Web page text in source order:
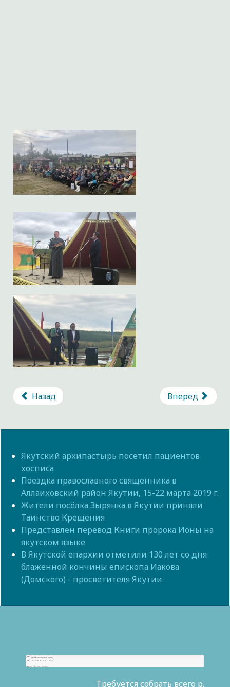
Назад Вперед
Якутский архипастырь посетил пациентов
хосписа
Поездка православного священника в
Аллаиховский район Якутии, 15-22 марта 2019 г.
Жители посёлка Зырянка в Якутии приняли
Таинство Крещения
Представлен перевод Книги пророка Ионы на
якутском языке
В Якутской епархии отметили 130 лет со дня
блаженной кончины епископа Иакова
(Домского) - просветителя Якутии
Собрано
р.
Осталось
собрать
Требуется собрать всего р.